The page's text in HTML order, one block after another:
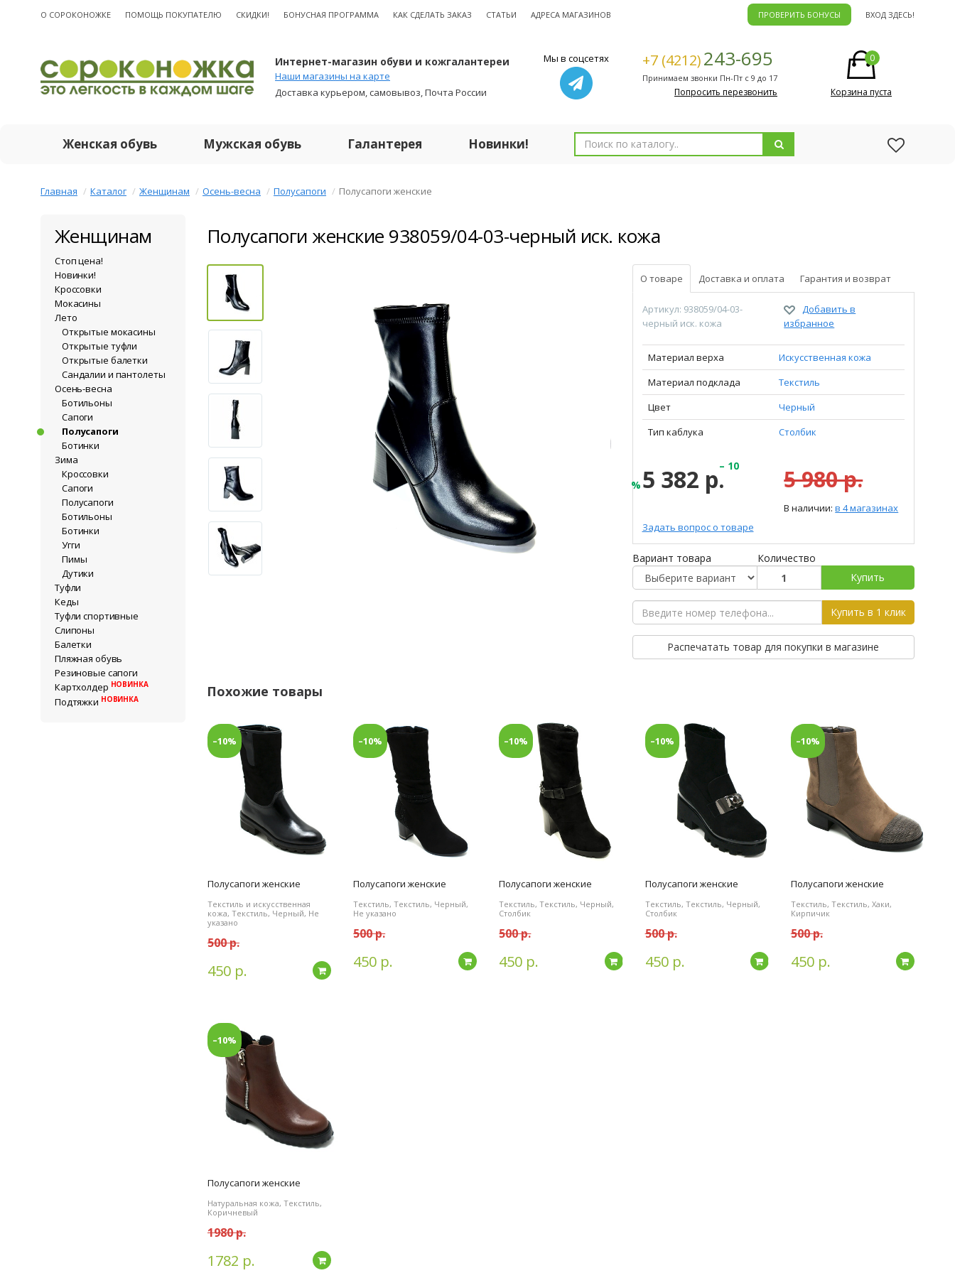
О CОРОКОНОЖКЕ ПОМОЩЬ ПОКУПАТЕЛЮ СКИДКИ! БОНУСНАЯ ПРОГРАММА КАК СДЕЛАТЬ ЗАКАЗ СТАТЬИ АДРЕСА МАГАЗИНОВ ПРОВЕРИТЬ БОНУСЫ ВХОД ЗДЕСЬ!
Интернет-магазин обуви и кожгалантереи
Наши магазины на карте
Доставка курьером, самовывоз, Почта России
Мы в соцсетях +7 (4212)243-695
Принимаем звонки Пн-Пт с 9 до 17
Попросить перезвонить
0
Корзина пуста
Женская обувь Мужская обувь Галантерея Новинки!
Главная Каталог Женщинам Осень-весна Полусапоги Полусапоги женские
Женщинам
Стоп цена!
Новинки!
Кроссовки
Мокасины
Лето
Открытые мокасины
Открытые туфли
Открытые балетки
Сандалии и пантолеты
Осень-весна
Ботильоны
Сапоги
Полусапоги
Ботинки
Зима
Кроссовки
Сапоги
Полусапоги
Ботильоны
Ботинки
Угги
Пимы
Дутики
Туфли
Кеды
Туфли спортивные
Слипоны
Балетки
Пляжная обувь
Резиновые сапоги
Картхолдер НОВИНКА
Подтяжки НОВИНКА
Полусапоги женские 938059/04-03-черный иск. кожа
О товаре Доставка и оплата Гарантия и возврат
Артикул: 938059/04-03-
черный иск. кожа
Добавить в
избранное
Материал верха
Искусственная кожа
Материал подклада
Текстиль
Цвет
Черный
Тип каблука
Столбик
5 382 р.– 10
%
Задать вопрос о товаре
5 980 р.
В наличии:в 4 магазинах
Вариант товара
Количество
Купить
Купить в 1 клик
Распечатать товар для покупки в магазине
Похожие товары
–10%
Полусапоги женские
Текстиль и искусственная
кожа, Текстиль, Черный, Не
указано
500 р.
450 р. Подробнее
–10%
Полусапоги женские
Текстиль, Текстиль, Черный,
Не указано
500 р.
450 р. Подробнее
–10%
Полусапоги женские
Текстиль, Текстиль, Черный,
Столбик
500 р.
450 р. Подробнее
–10%
Полусапоги женские
Текстиль, Текстиль, Черный,
Столбик
500 р.
450 р. Подробнее
–10%
Полусапоги женские
Текстиль, Текстиль, Хаки,
Кирпичик
500 р.
450 р.
–10%
Полусапоги женские
Натуральная кожа, Текстиль,
Коричневый
1980 р.
1782 р. Подробнее